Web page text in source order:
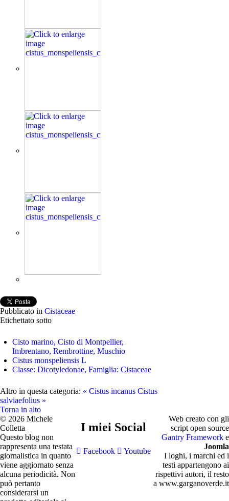
Pubblicato in Cistaceae
Etichettato sotto
Cisto marino, Cisto di Montpellier,
Imbrentano, Rembrottine, Muschio
Cistus monspeliensis L
Classe: Dicotyledonae, Famiglia: Cistaceae
Altro in questa categoria: « Cistus incanus Cistus
salviaefolius »
Torna in alto
© 2026 Michele
Colletta
Questo blog non
rappresenta una testata
giornalistica in quanto
viene aggiornato senza
alcuna periodicità. Non
può pertanto
considerarsi un
I miei Social
Facebook Youtube
Web creato con gli
script open source
Gantry Frameworke
Joomla
I loghi, i marchi ed i
testi appartengono ai
rispettivi autori, il resto
a www.garganoverde.it